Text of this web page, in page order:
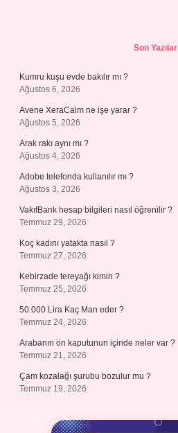
Son Yazılar
Kumru kuşu evde bakılır mı ?
Ağustos 6, 2026
Avene XeraCalm ne işe yarar ?
Ağustos 5, 2026
Arak rakı aynı mı ?
Ağustos 4, 2026
Adobe telefonda kullanılır mı ?
Ağustos 3, 2026
VakıfBank hesap bilgileri nasıl öğrenilir ?
Temmuz 29, 2026
Koç kadını yatakta nasıl ?
Temmuz 27, 2026
Kebirzade tereyağı kimin ?
Temmuz 25, 2026
50.000 Lira Kaç Man eder ?
Temmuz 24, 2026
Arabanın ön kaputunun içinde neler var ?
Temmuz 21, 2026
Çam kozalağı şurubu bozulur mu ?
Temmuz 19, 2026